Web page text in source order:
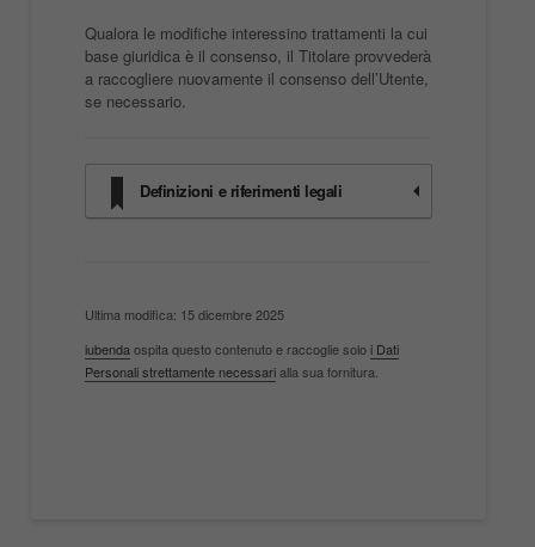
Qualora le modifiche interessino trattamenti la cui
base giuridica è il consenso, il Titolare provvederà
a raccogliere nuovamente il consenso dell’Utente,
se necessario.
Definizioni e riferimenti legali
Ultima modifica: 15 dicembre 2025
iubenda ospita questo contenuto e raccoglie soloi Dati
Personali strettamente necessarialla sua fornitura.